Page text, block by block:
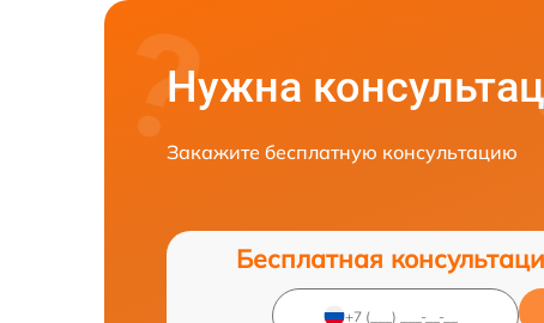
Нужна
Закажите бесплатную консультацию
Бесплатная